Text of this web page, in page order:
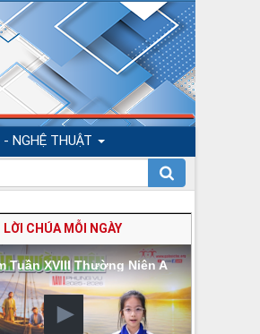
NGHỆ THUẬT
LỜI CHÚA MỖI NGÀY
Tuần XVIII Thường Niên A